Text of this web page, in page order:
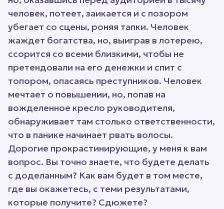
человек, потеет, заикается и с позором
убегает со сцены, роняя тапки. Человек
жаждет богатства, но, выиграв в лотерею,
ссорится со всеми близкими, чтобы не
претендовали на его денежки и спит с
топором, опасаясь преступников. Человек
мечтает о повышении, но, попав на
вожделенное кресло руководителя,
обнаруживает там столько ответственности,
что в панике начинает рвать волосы.
Дорогие прокрастинирующие, у меня к вам
вопрос. Вы точно знаете, что будете делать
с доделанным? Как вам будет в том месте,
где вы окажетесь, с теми результатами,
которые получите? Сдюжете?